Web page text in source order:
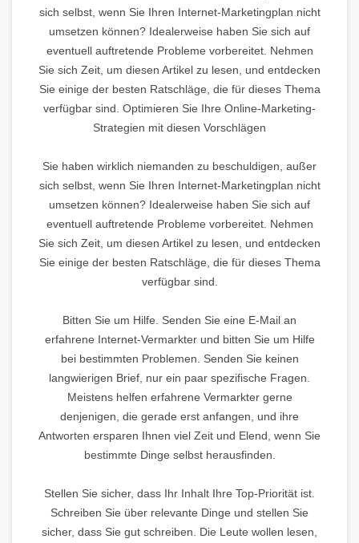
sich selbst, wenn Sie Ihren Internet-Marketingplan nicht
umsetzen können? Idealerweise haben Sie sich auf
eventuell auftretende Probleme vorbereitet. Nehmen
Sie sich Zeit, um diesen Artikel zu lesen, und entdecken
Sie einige der besten Ratschläge, die für dieses Thema
verfügbar sind. Optimieren Sie Ihre Online-Marketing-
Strategien mit diesen Vorschlägen
Sie haben wirklich niemanden zu beschuldigen, außer
sich selbst, wenn Sie Ihren Internet-Marketingplan nicht
umsetzen können? Idealerweise haben Sie sich auf
eventuell auftretende Probleme vorbereitet. Nehmen
Sie sich Zeit, um diesen Artikel zu lesen, und entdecken
Sie einige der besten Ratschläge, die für dieses Thema
verfügbar sind.
Bitten Sie um Hilfe. Senden Sie eine E-Mail an
erfahrene Internet-Vermarkter und bitten Sie um Hilfe
bei bestimmten Problemen. Senden Sie keinen
langwierigen Brief, nur ein paar spezifische Fragen.
Meistens helfen erfahrene Vermarkter gerne
denjenigen, die gerade erst anfangen, und ihre
Antworten ersparen Ihnen viel Zeit und Elend, wenn Sie
bestimmte Dinge selbst herausfinden.
Stellen Sie sicher, dass Ihr Inhalt Ihre Top-Priorität ist.
Schreiben Sie über relevante Dinge und stellen Sie
sicher, dass Sie gut schreiben. Die Leute wollen lesen,